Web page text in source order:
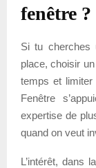
fenêtre ?
Si tu cherches
place, choisir
temps et
Fenêtre
expertise de
quand on veut
L’intérêt, dans